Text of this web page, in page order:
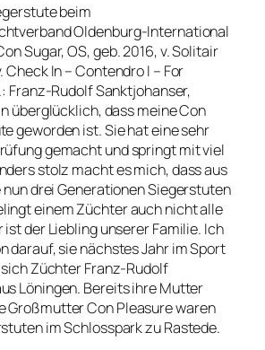
beim
Oldenburg-International
Sugar, OS, geb. 2016, v. Solitair
Check In – Contendro I – For
Franz-Rudolf Sanktjohanser,
überglücklich, dass meine Con
geworden ist. Sie hat eine sehr
gemacht und springt mit viel
stolz macht es mich, dass aus
drei Generationen Siegerstuten
einem Züchter auch nicht alle
ist der Liebling unserer Familie. Ich
darauf, sie nächstes Jahr im Sport
Züchter Franz-Rudolf
Löningen. Bereits ihre Mutter
Großmutter Con Pleasure waren
im Schlosspark zu Rastede.